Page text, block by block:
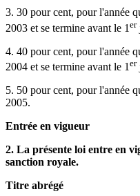
3. 30 pour cent, pour l'année
2003 et se termine avant le 1 er
4. 40 pour cent, pour l'année
2004 et se termine avant le 1 er
5. 50 pour cent, pour l'année
2005.
Entrée en vigueur
2. La présente loi entre en
sanction royale.
Titre abrégé